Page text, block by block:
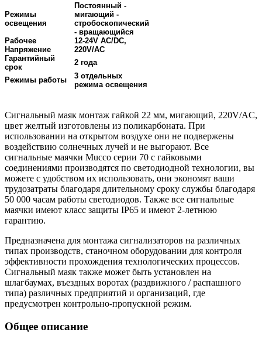
Режимы
освещения
Постоянный -
мигающий -
стробоскопический
- вращающийся
Рабочее
Напряжение
12-24V AC/DC,
220V/AC
Гарантийный
срок
2 года
Режимы работы
3 отдельных
режима освещения
Сигнальный маяк монтаж гайкой 22 мм, мигающий, 220V/AC,
цвет желтый изготовлены из поликарбоната. При
использовании на открытом воздухе они не подвержены
воздействию солнечных лучей и не выгорают. Все
сигнальные маячки Mucco серии 70 с гайковыми
соединениями производятся по светодиодной технологии, вы
можете с удобством их использовать, они экономят ваши
трудозатраты благодаря длительному сроку службы благодаря
50 000 часам работы светодиодов. Также все сигнальные
маячки имеют класс защиты IP65 и имеют 2-летнюю
гарантию.
Предназначена для монтажа сигнализаторов на различных
типах производств, станочном оборудовании для контроля
эффективности прохождения технологических процессов.
Сигнальный маяк также может быть установлен на
шлагбаумах, въездных воротах (раздвижного / распашного
типа) различных предприятий и организаций, где
предусмотрен контрольно-пропускной режим.
Общее описание